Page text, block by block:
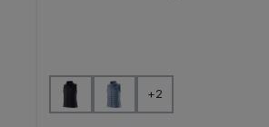
Farbe auswählen
+2